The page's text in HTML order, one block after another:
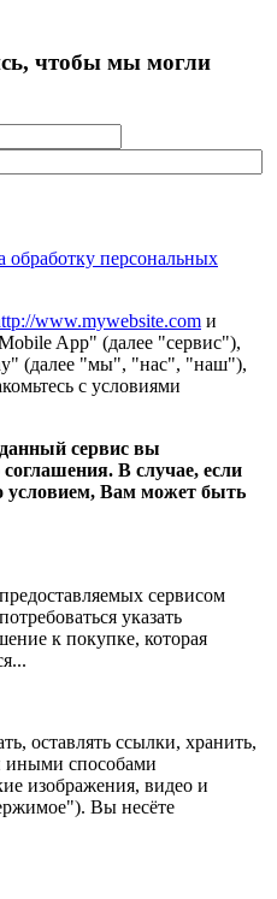
чтобы мы могли
обработку персональных
www.mywebsite.com и
App" (далее "сервис"),
(далее "мы", "нас", "наш"),
с условиями
сервис вы
В случае, если
условием, Вам может быть
сервисом
указать
к покупке, которая
оставлять ссылки, хранить,
иными способами
изображения, видео и
Вы несёте